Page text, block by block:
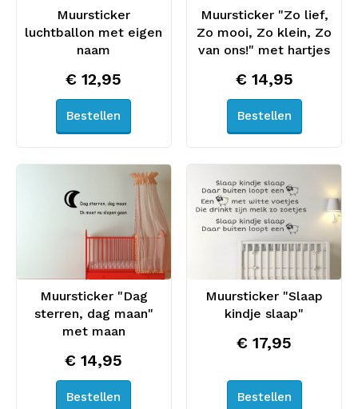
Muursticker
luchtballon met eigen
naam
€ 12,95
Bestellen
Muursticker "Zo lief,
Zo mooi, Zo klein, Zo
van ons!" met hartjes
€ 14,95
Bestellen
Muursticker "Dag
sterren, dag maan"
met maan
€ 14,95
Bestellen
Muursticker "Slaap
kindje slaap"
€ 17,95
Bestellen